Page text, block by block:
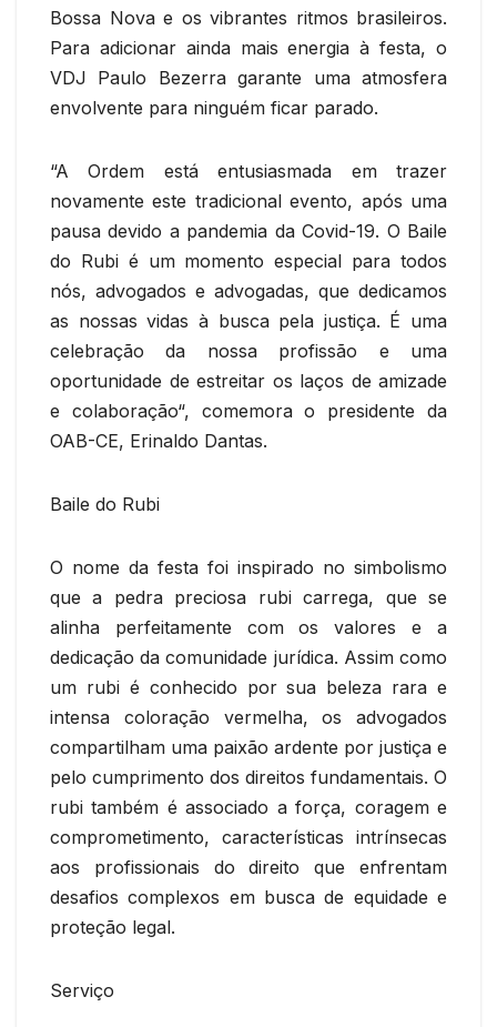
Bossa Nova e os vibrantes ritmos brasileiros.
Para adicionar ainda mais energia à festa, o
VDJ Paulo Bezerra garante uma atmosfera
envolvente para ninguém ficar parado.
“A Ordem está entusiasmada em trazer
novamente este tradicional evento, após uma
pausa devido a pandemia da Covid-19. O Baile
do Rubi é um momento especial para todos
nós, advogados e advogadas, que dedicamos
as nossas vidas à busca pela justiça. É uma
celebração da nossa profissão e uma
oportunidade de estreitar os laços de amizade
e colaboração“, comemora o presidente da
OAB-CE, Erinaldo Dantas.
Baile do Rubi
O nome da festa foi inspirado no simbolismo
que a pedra preciosa rubi carrega, que se
alinha perfeitamente com os valores e a
dedicação da comunidade jurídica. Assim como
um rubi é conhecido por sua beleza rara e
intensa coloração vermelha, os advogados
compartilham uma paixão ardente por justiça e
pelo cumprimento dos direitos fundamentais. O
rubi também é associado a força, coragem e
comprometimento, características intrínsecas
aos profissionais do direito que enfrentam
desafios complexos em busca de equidade e
proteção legal.
Serviço